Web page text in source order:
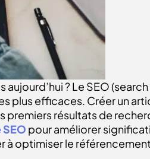
? Le SEO
plus efficaces. Créer un
premiers résultats de
pour améliorer
à optimiser le